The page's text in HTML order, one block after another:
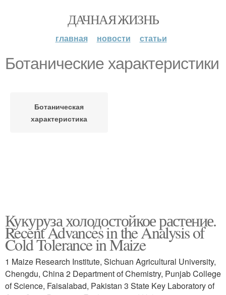
ДАЧНАЯ ЖИЗНЬ
главная новости статьи
Ботанические характеристики
Ботаническая
характеристика
Кукуруза холодостойкое растение.
Recent Advances in the Analysis of
Cold Tolerance in Maize
1 Maize Research Institute, Sichuan Agricultural University,
Chengdu, China 2 Department of Chemistry, Punjab College
of Science, Faisalabad, Pakistan 3 State Key Laboratory of